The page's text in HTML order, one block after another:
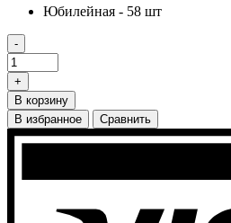
Юбилейная - 58 шт
-
+
В корзину
В избранное
Сравнить